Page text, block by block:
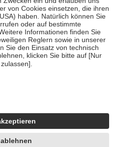
für ihre eigene Gesundheit zu
der Familie zu unterstützen,
vollendeten 18. Lebensjahr
Früherkennung, die von der
Shops hat Maßnahmen
es sich um echte Bewertungen
du hier:
4419944605341